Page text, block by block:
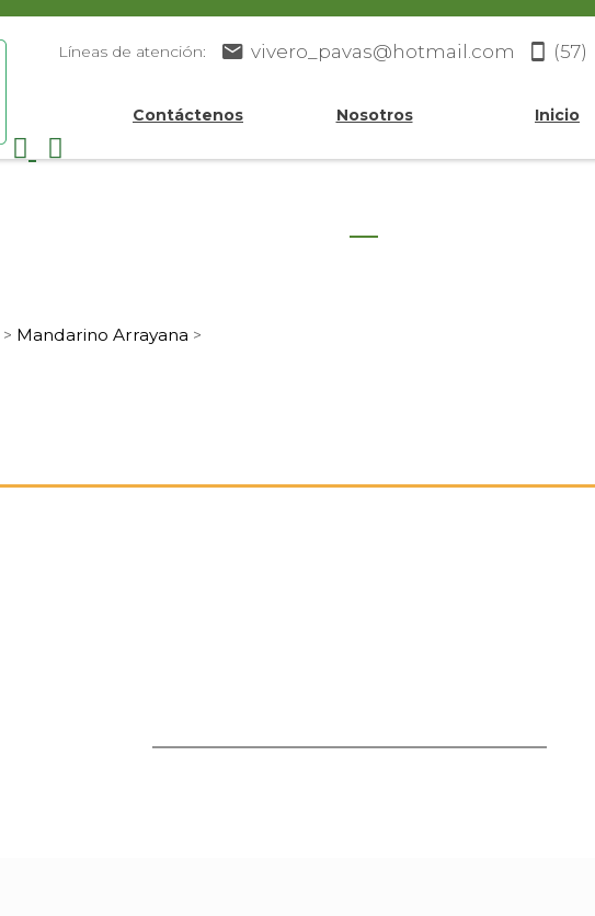
Líneas de atención: vivero_pavas@hotmail.com (57)
Contáctenos Nosotros Inicio
> Mandarino Arrayana >